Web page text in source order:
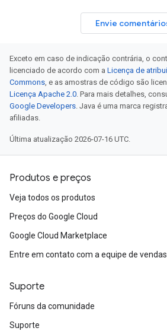
Envie
Exceto em caso de indicação contrária, o
licenciado de acordo com a Licença de
Commons, e as amostras de código são
Licença Apache 2.0. Para mais detalhes,
Google Developers. Java é uma marca
afiliadas.
Última atualização 2026-07-16 UTC.
Produtos e preços
Veja todos os produtos
Preços do Google Cloud
Google Cloud Marketplace
Entre em contato com a equipe de vendas.
Suporte
Fóruns da comunidade
Suporte